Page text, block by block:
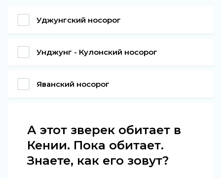
Уджунгский носорог
Унджунг - Кулонский носорог
Яванский носорог
А этот зверек обитает в
Кении. Пока обитает.
Знаете, как его зовут?